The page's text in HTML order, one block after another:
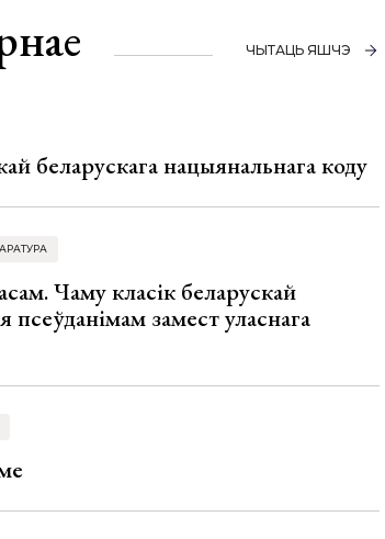
ЧЫТАЦЬ ЯШЧЭ
беларускага нацыянальнага коду
Чаму класік беларускай
псеўданімам замест уласнага